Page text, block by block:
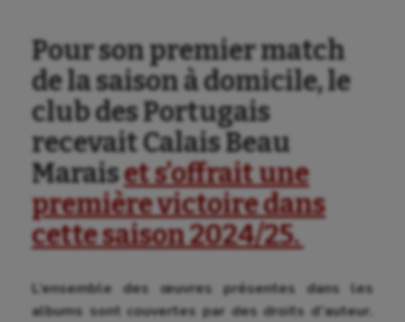
Pour son premier match
de la saison à domicile, le
club des Portugais
recevait Calais Beau
Maraiset s’offrait une
première victoire dans
cette saison 2024/25.
L’ensemble des œuvres présentes dans les
albums sont couvertes par des droits d’auteur.